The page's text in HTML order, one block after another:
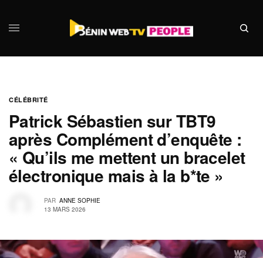
CÉLÉBRITÉ
Patrick Sébastien sur TBT9
après Complément d’enquête :
« Qu’ils me mettent un bracelet
électronique mais à la b*te »
PAR ANNE SOPHIE
13 MARS 2026